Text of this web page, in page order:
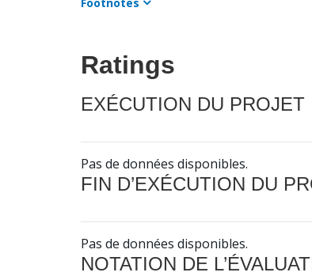
Footnotes
Ratings
EXÉCUTION DU PROJET
Pas de données disponibles.
FIN D’EXÉCUTION DU
Pas de données disponibles.
NOTATION DE